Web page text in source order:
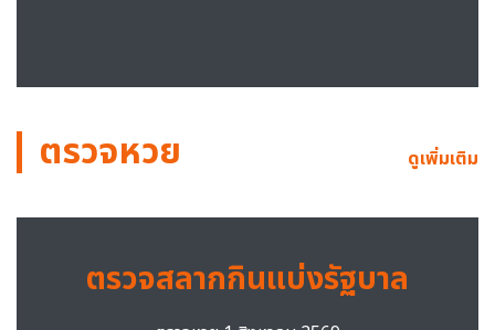
ตรวจหวย ดูเพิ่มเติม
ตรวจสลากกินแบ่งรัฐบาล